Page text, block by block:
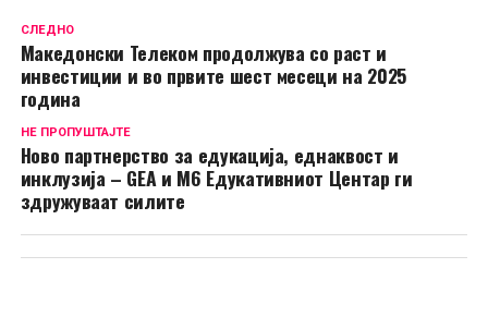
СЛЕДНО
Македонски Телеком продолжува со раст и
инвестиции и во првите шест месеци на 2025
година
НЕ ПРОПУШТАЈТЕ
Ново партнерство за едукација, еднаквост и
инклузија – GEA и M6 Едукативниот Центар ги
здружуваат силите